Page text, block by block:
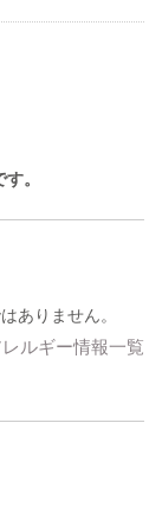
。
ありません。
ルギー情報一覧